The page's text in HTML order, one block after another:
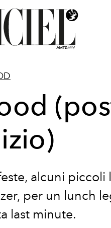
alcuni piccoli
per un lunch
last minute.